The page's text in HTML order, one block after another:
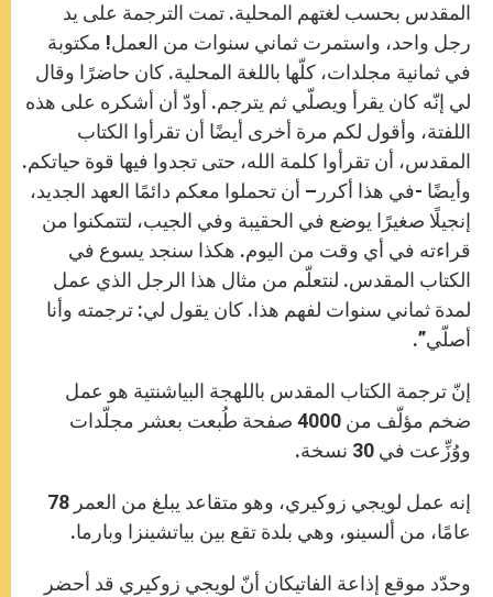
المقدس بحسب لغتهم المحلية. تمت الترجمة على يد
رجل واحد، واستمرت ثماني سنوات من العمل! مكتوبة
في ثمانية مجلدات، كلّها باللغة المحلية. كان حاضرًا وقال
لي إنّه كان يقرأ ويصلّي ثم يترجم. أودّ أن أشكره على هذه
اللفتة، وأقول لكم مرة أخرى أيضًا أن تقرأوا الكتاب
المقدس، أن تقرأوا كلمة الله، حتى تجدوا فيها قوة حياتكم.
وأيضًا -في هذا أكرر– أن تحملوا معكم دائمًا العهد الجديد،
إنجيلًا صغيرًا يوضع في الحقيبة وفي الجيب، لتتمكنوا من
قراءته في أي وقت من اليوم. هكذا سنجد يسوع في
الكتاب المقدس. لنتعلّم من مثال هذا الرجل الذي عمل
لمدة ثماني سنوات لفهم هذا. كان يقول لي: ترجمته وأنا
أصلّي”.
إنّ ترجمة الكتاب المقدس باللهجة البياشنتية هو عمل
ضخم مؤلّف من 4000 صفحة طُبعت بعشر مجلّدات
ووُزِّعت في 30 نسخة.
إنه عمل لويجي زوكيري، وهو متقاعد يبلغ من العمر 78
عامًا، من ألسينو، وهي بلدة تقع بين بياتشينزا وبارما.
وحدّد موقع إذاعة الفاتيكان أنّ لويجي زوكيري قد أحضر